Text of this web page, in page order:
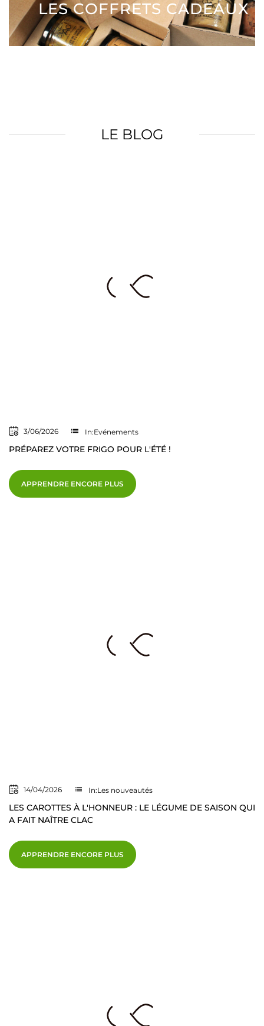
LES COFFRETS CADEAUX
LE BLOG
3/06/2026 list In:Evénements
PRÉPAREZ VOTRE FRIGO POUR L'ÉTÉ !
APPRENDRE ENCORE PLUS
14/04/2026 list In:Les nouveautés
LES CAROTTES À L'HONNEUR : LE LÉGUME DE SAISON QUI
A FAIT NAÎTRE CLAC
APPRENDRE ENCORE PLUS